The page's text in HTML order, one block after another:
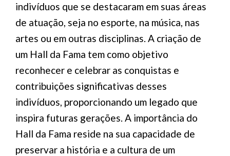
indivíduos que se destacaram em suas áreas
de atuação, seja no esporte, na música, nas
artes ou em outras disciplinas. A criação de
um Hall da Fama tem como objetivo
reconhecer e celebrar as conquistas e
contribuições significativas desses
indivíduos, proporcionando um legado que
inspira futuras gerações. A importância do
Hall da Fama reside na sua capacidade de
preservar a história e a cultura de um